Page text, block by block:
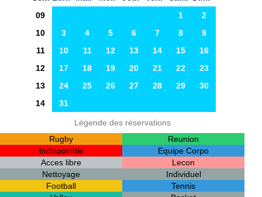
09
1
2
10
3 4 5 6 7 8
9
11
10 11 12 13 14 15
16
12
17 18 19 20 21 22
23
13
24 25 26 27 28 29
30
14
31
Légende des réservations
Rugby
Reunion
Indisponible
Equipe Corpo
Acces libre
Lecon
Nettoyage
Individuel
Football
Tennis